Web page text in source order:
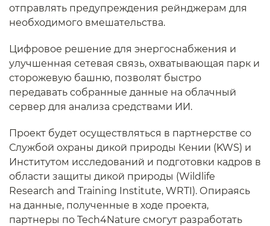
отправлять предупреждения рейнджерам для
необходимого вмешательства.
Цифровое решение для энергоснабжения и
улучшенная сетевая связь, охватывающая парк и
сторожевую башню, позволят быстро
передавать собранные данные на облачный
сервер для анализа средствами ИИ.
Проект будет осуществляться в партнерстве со
Службой охраны дикой природы Кении (KWS) и
Институтом исследований и подготовки кадров в
области защиты дикой природы (Wildlife
Research and Training Institute, WRTI). Опираясь
на данные, полученные в ходе проекта,
партнеры по Tech4Nature смогут разработать